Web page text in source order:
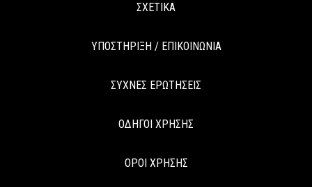
ΣΧΕΤΙΚΑ
ΥΠΟΣΤΗΡΙΞΗ / ΕΠΙΚΟΙΝΩΝΙΑ
ΣΥΧΝΕΣ ΕΡΩΤΗΣΕΙΣ
ΟΔΗΓΟΙ ΧΡΗΣΗΣ
ΟΡΟΙ ΧΡΗΣΗΣ